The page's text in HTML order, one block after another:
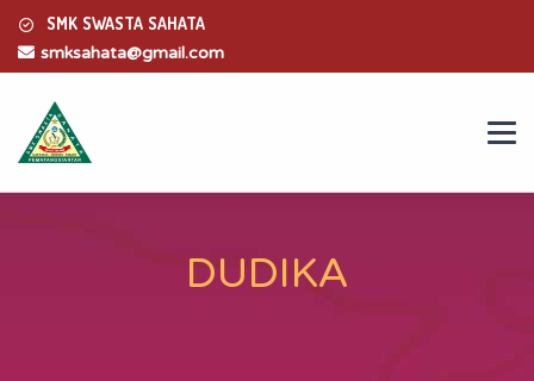
SMK SWASTA SAHATA
smksahata@gmail.com
DUDIKA